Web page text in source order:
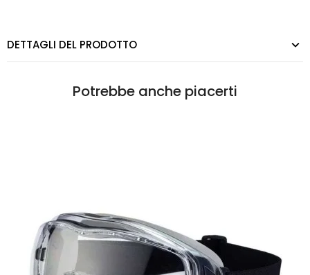
DETTAGLI DEL PRODOTTO
Potrebbe anche piacerti